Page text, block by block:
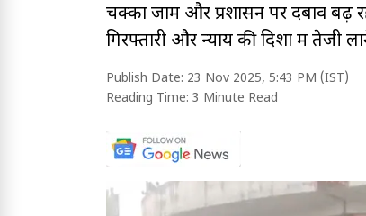
चक्का जाम और प्रशासन पर दबाव बढ़
गिरफ्तारी और न्याय की दिशा में तेजी
Publish Date: 23 Nov 2025, 5:43 PM (IST)
Reading Time: 3 Minute Read